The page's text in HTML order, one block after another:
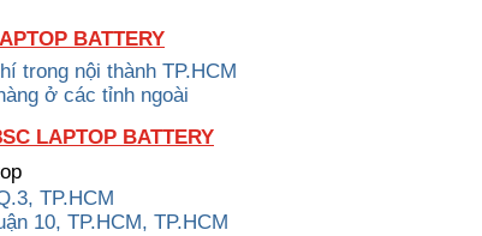
BATTERY
trong nội thành TP.HCM
ở các tỉnh ngoài
LAPTOP BATTERY
TP.HCM
10, TP.HCM, TP.HCM